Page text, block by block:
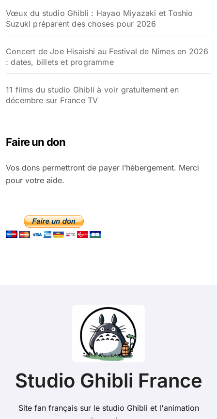
Vœux du studio Ghibli : Hayao Miyazaki et Toshio
Suzuki préparent des choses pour 2026
Concert de Joe Hisaishi au Festival de Nîmes en 2026
: dates, billets et programme
11 films du studio Ghibli à voir gratuitement en
décembre sur France TV
Faire un don
Vos dons permettront de payer l’hébergement. Merci
pour votre aide.
Studio Ghibli France
Site fan français sur le studio Ghibli et l'animation